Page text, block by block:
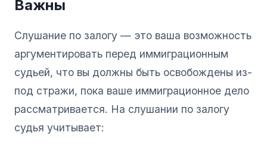
Важны
Слушание по залогу — это ваша возможность
аргументировать перед иммиграционным
судьей, что вы должны быть освобождены из-
под стражи, пока ваше иммиграционное дело
рассматривается. На слушании по залогу
судья учитывает: